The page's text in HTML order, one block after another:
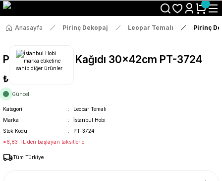
Size Özel "HG10" Koduyla Sepette Hemen %10 İndirimi Kaçırma
Anasayfa Pirinç Dekopaj Leopar Temalı Pirinç
Pirinç Dekopaj Kağıdı 30x42cm PT-3724
₺36
Güncel
Kategori
Leopar Temalı
Marka
İstanbul Hobi
Stok Kodu
PT-3724
*6,83 TL den başlayan taksitlerle!
Tüm Türkiye